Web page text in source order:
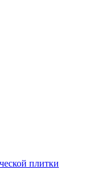
плитки